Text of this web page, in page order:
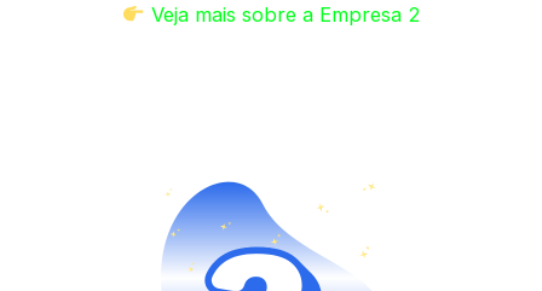
Veja mais sobre a Empresa 2